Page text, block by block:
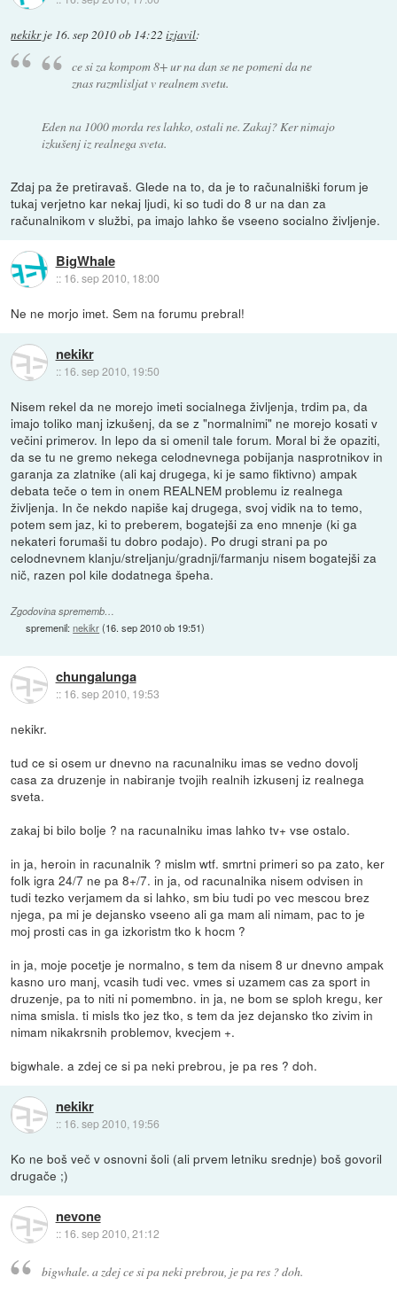
nekikrje 16. sep 2010 ob 14:22 izjavil:
ce si za kompom 8+ ur na dan se ne pomeni da ne
znas razmlisljat v realnem svetu.
Eden na 1000 morda res lahko, ostali ne. Zakaj? Ker nimajo
izkušenj iz realnega sveta.
Zdaj pa že pretiravaš. Glede na to, da je to računalniški forum je
tukaj verjetno kar nekaj ljudi, ki so tudi do 8 ur na dan za
računalnikom v službi, pa imajo lahko še vseeno socialno življenje.
BigWhale
:: 16. sep 2010, 18:00
Ne ne morjo imet. Sem na forumu prebral!
nekikr
:: 16. sep 2010, 19:50
Nisem rekel da ne morejo imeti socialnega življenja, trdim pa, da
imajo toliko manj izkušenj, da se z "normalnimi" ne morejo kosati v
večini primerov. In lepo da si omenil tale forum. Moral bi že opaziti,
da se tu ne gremo nekega celodnevnega pobijanja nasprotnikov in
garanja za zlatnike (ali kaj drugega, ki je samo fiktivno) ampak
debata teče o tem in onem REALNEM problemu iz realnega
življenja. In če nekdo napiše kaj drugega, svoj vidik na to temo,
potem sem jaz, ki to preberem, bogatejši za eno mnenje (ki ga
nekateri forumaši tu dobro podajo). Po drugi strani pa po
celodnevnem klanju/streljanju/gradnji/farmanju nisem bogatejši za
nič, razen pol kile dodatnega špeha.
Zgodovina sprememb…
spremenil:nekikr(16. sep 2010 ob 19:51)
chungalunga
:: 16. sep 2010, 19:53
nekikr.
tud ce si osem ur dnevno na racunalniku imas se vedno dovolj
casa za druzenje in nabiranje tvojih realnih izkusenj iz realnega
sveta.
zakaj bi bilo bolje ? na racunalniku imas lahko tv+ vse ostalo.
in ja, heroin in racunalnik ? mislm wtf. smrtni primeri so pa zato, ker
folk igra 24/7 ne pa 8+/7. in ja, od racunalnika nisem odvisen in
tudi tezko verjamem da si lahko, sm biu tudi po vec mescou brez
njega, pa mi je dejansko vseeno ali ga mam ali nimam, pac to je
moj prosti cas in ga izkoristm tko k hocm ?
in ja, moje pocetje je normalno, s tem da nisem 8 ur dnevno ampak
kasno uro manj, vcasih tudi vec. vmes si uzamem cas za sport in
druzenje, pa to niti ni pomembno. in ja, ne bom se sploh kregu, ker
nima smisla. ti misls tko jez tko, s tem da jez dejansko tko zivim in
nimam nikakrsnih problemov, kvecjem +.
bigwhale. a zdej ce si pa neki prebrou, je pa res ? doh.
nekikr
:: 16. sep 2010, 19:56
Ko ne boš več v osnovni šoli (ali prvem letniku srednje) boš govoril
drugače ;)
nevone
:: 16. sep 2010, 21:12
bigwhale. a zdej ce si pa neki prebrou, je pa res ? doh.